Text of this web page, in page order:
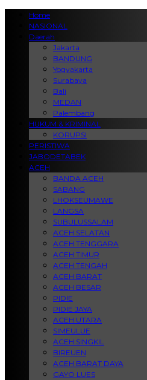
Home
NASIONAL
Daerah
Jakarta
BANDUNG
Yogyakarta
Surabaya
Bali
MEDAN
Palembang
HUKUM & KRIMINAL
KORUPSI
PERISTIWA
JABODETABEK
ACEH
BANDA ACEH
SABANG
LHOKSEUMAWE
LANGSA
SUBULUSSALAM
ACEH SELATAN
ACEH TENGGARA
ACEH TIMUR
ACEH TENGAH
ACEH BARAT
ACEH BESAR
PIDIE
PIDIE JAYA
ACEH UTARA
SIMEULUE
ACEH SINGKIL
BIREUEN
ACEH BARAT DAYA
GAYO LUES